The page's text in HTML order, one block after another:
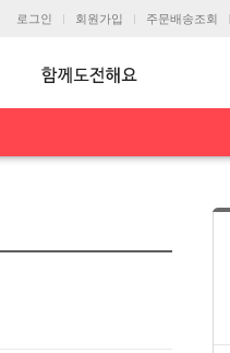
로그인 회원가입 주문배송조회